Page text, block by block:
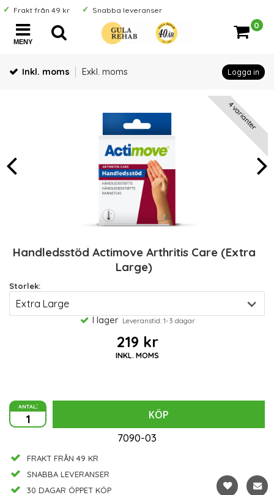
Frakt från 49 kr Snabba leveranser
MENY
0
Inkl. moms Exkl. moms Logga in
4 varianter
Handledsstöd Actimove Arthritis Care (Extra
Large)
Storlek:
I lager Leveranstid: 1-3 dagar
219 kr
INKL. MOMS
antal:
KÖP
7090-03
FRAKT FRÅN 49 KR
SNABBA LEVERANSER
30 DAGAR ÖPPET KÖP